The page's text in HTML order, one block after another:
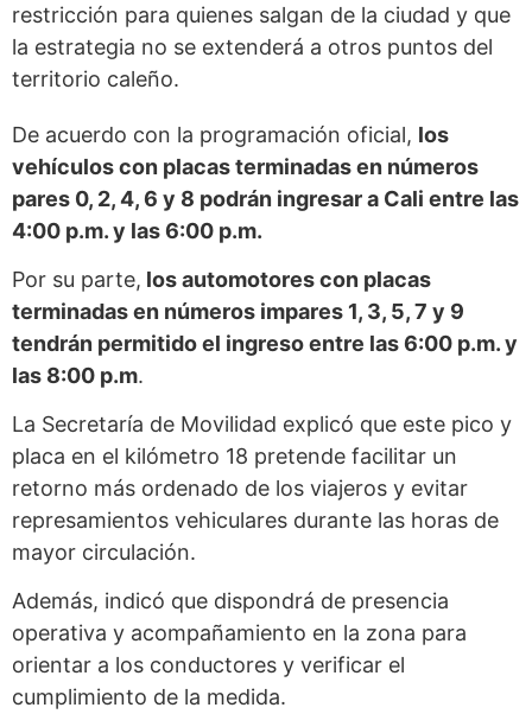
restricción para quienes salgan de la ciudad y que
la estrategia no se extenderá a otros puntos del
territorio caleño.
De acuerdo con la programación oficial, los
vehículos con placas terminadas en números
pares 0, 2, 4, 6 y 8 podrán ingresar a Cali entre las
4:00 p.m. y las 6:00 p.m.
Por su parte, los automotores con placas
terminadas en números impares 1, 3, 5, 7 y 9
tendrán permitido el ingreso entre las 6:00 p.m. y
las 8:00 p.m.
La Secretaría de Movilidad explicó que este pico y
placa en el kilómetro 18 pretende facilitar un
retorno más ordenado de los viajeros y evitar
represamientos vehiculares durante las horas de
mayor circulación.
Además, indicó que dispondrá de presencia
operativa y acompañamiento en la zona para
orientar a los conductores y verificar el
cumplimiento de la medida.